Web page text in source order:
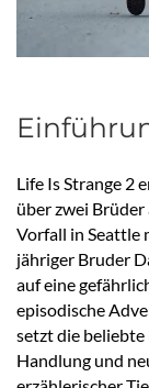
Life Is Strange 2
über zwei
Vorfall in Seattle
jähriger Bruder
auf eine
episodische
setzt die beliebte
Handlung und